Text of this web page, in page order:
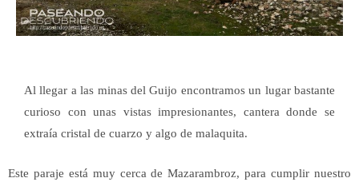
Al llegar a las minas del Guijo encontramos un lugar bastante
curioso con unas vistas impresionantes, cantera donde se
extraía cristal de cuarzo y algo de malaquita.
Este paraje está muy cerca de Mazarambroz, para cumplir nuestro